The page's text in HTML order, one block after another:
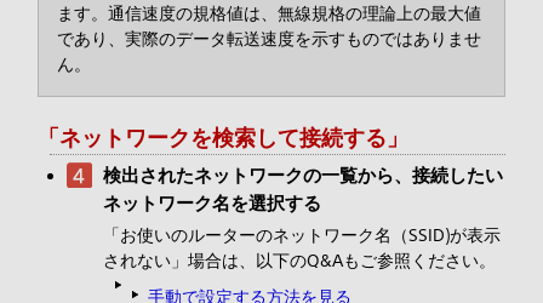
ます。通信速度の規格値は、無線規格の理論上の最大値
であり、実際のデータ転送速度を示すものではありませ
ん。
「ネットワークを検索して接続する」
検出されたネットワークの一覧から、接続したい
ネットワーク名を選択する
「お使いのルーターのネットワーク名（SSID)が表示
されない」場合は、以下のQ&Aもご参照ください。
手動で設定する方法を見る